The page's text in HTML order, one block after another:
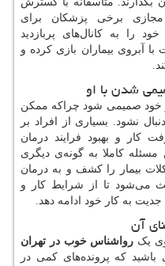
برخی پزشکان برای
را به کانال‌های پربازدید
آبروی بیماران بازی کرده و
شدن با او
خود صمیمی شود چراکه ممکن
نشود. بسیاری از افراد بر
کار و بهبود فرایند درمان
کاملا به گونه‌ی دیگری
بیمار را کشف و به درمان
می‌شود تا از شرایط کار و
به کار خود ادامه دهد.
آن
یک رواشناس خوب در تهران
باشید که پرونده‌های کمی در